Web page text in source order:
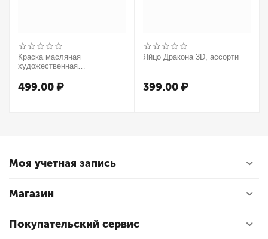
Краска масляная
художественная
37мл, туба, оранжевый
499.00₽
Яйцо Дракона 3D, ассорти
399.00₽
Моя учетная запись
Магазин
Покупательский сервис